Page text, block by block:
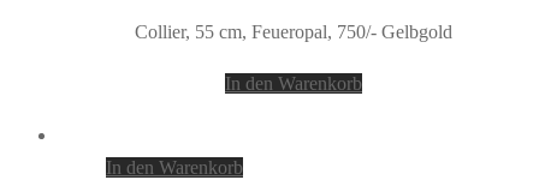
Collier, 55 cm, Feueropal, 750/- Gelbgold
In den Warenkorb
In den Warenkorb